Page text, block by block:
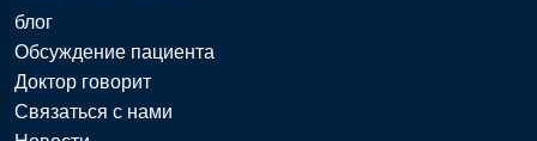
блог
Обсуждение пациента
Доктор говорит
Связаться с нами